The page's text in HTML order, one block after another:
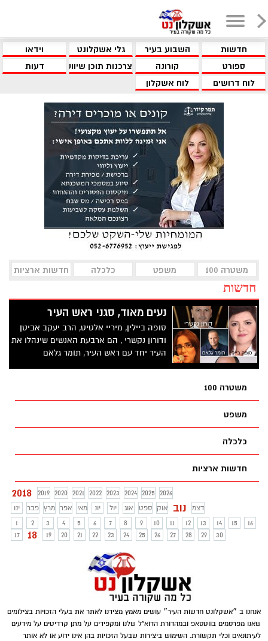
חדשות השבוע בעיר גלי אשקלונט
וידאו
ספורט
קורונה צרכנות תוכן שיווקי
דעות
לוח דרושים
לוח אשקלון
משטרה 100 משפט כלכלה חדשות ארציות
חדשות
נעים מאוד, סגני ראש העיר
סופה ביילין, מיריי אלטיט, הרב יעקב אביטן
ודורון נקשרי , הם ארבעת האנשים שינהלו את
העיר יחד עם ראש העיר, תומר גלאם
משטרה 100
משפט
כלכלה
חדשות ארציות
2018 2019 2020 2021 2022 2023 2024 2025
2026
ינו
פבר מרץ אפר מאי יונ יול אוג ספט אוק נוב
דצמ
1
2 3 4 5 6 7 8 9 10 11 12 13 14 15
16
17
18 19 20 21 22 23 24 25 26 27 28 29 30
אנחנו ב ״אשקלונט חדשות העיר״ עושים מאמץ מצידנו לאתר את בעלי הזכויות בצילומים
שאנו מפרסמים בווטסאפ ובמהדורת הדוא"ל שלנו ומקפידים על מתן קרדיטים על מידעים
לעיתונאים וכלי תקשורת. השימוש ביצירות שבעל הזכויות בהן אינו ידוע או לא אותר